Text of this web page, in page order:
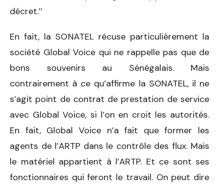
décret.’’
En fait, la SONATEL récuse particulièrement la
société Global Voice qui ne rappelle pas que de
bons souvenirs au Sénégalais. Mais
contrairement à ce qu’affirme la SONATEL, il ne
s’agit point de contrat de prestation de service
avec Global Voice, si l’on en croit les autorités.
En fait, Global Voice n’a fait que former les
agents de l’ARTP dans le contrôle des flux. Mais
le matériel appartient à l’ARTP. Et ce sont ses
fonctionnaires qui feront le travail. On peut dire